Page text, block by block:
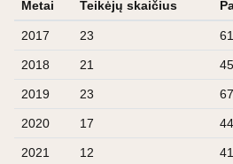
Metai Teikėjų skaičius
2017 23
2018 21
2019 23
2020 17
2021 12